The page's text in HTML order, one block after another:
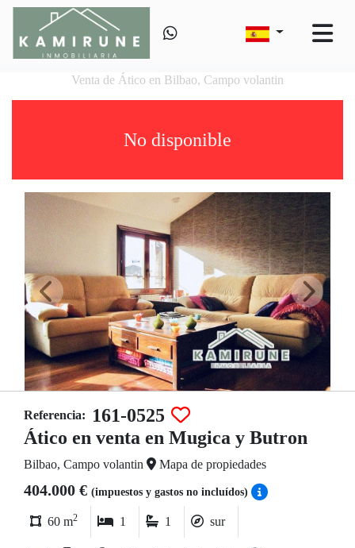
Venta de Ático en Bilbao, Campo volantin
No disponible
Referencia:
161-0525
Ático en venta en Mugica y Butron
Bilbao, Campo volantin Mapa de propiedades
404.000 € (impuestos y gastos no incluídos)
60 m2 1 1 sur